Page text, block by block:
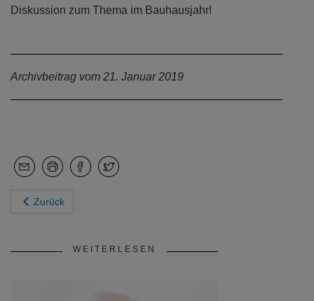
Diskussion zum Thema im Bauhausjahr!
Archivbeitrag vom 21. Januar 2019
Zurück
WEITERLESEN